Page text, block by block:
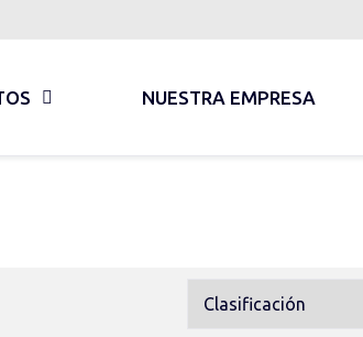
NUESTRA EMPRESA